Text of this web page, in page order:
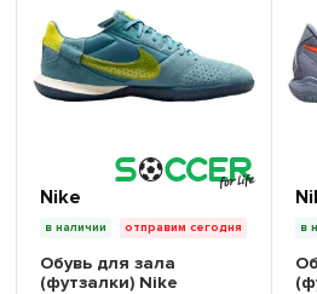
Nike
в наличии отправим сегодня
Обувь для зала
(футзалки) Nike
в